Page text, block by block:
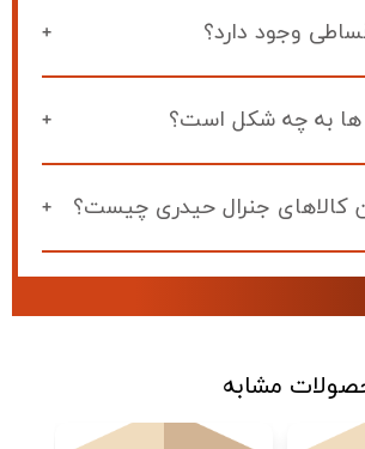
وجود دارد؟
ها به چه شکل است؟
کالاهای جنرال حیدری چیست؟
مشابه